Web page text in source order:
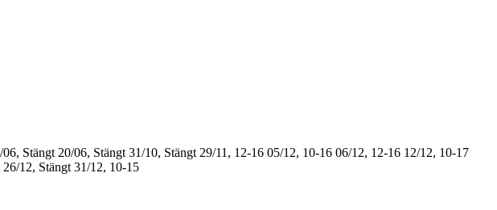
06, Stängt 20/06, Stängt 31/10, Stängt 29/11, 12-16 05/12, 10-16 06/12, 12-16 12/12, 10-17
26/12, Stängt 31/12, 10-15